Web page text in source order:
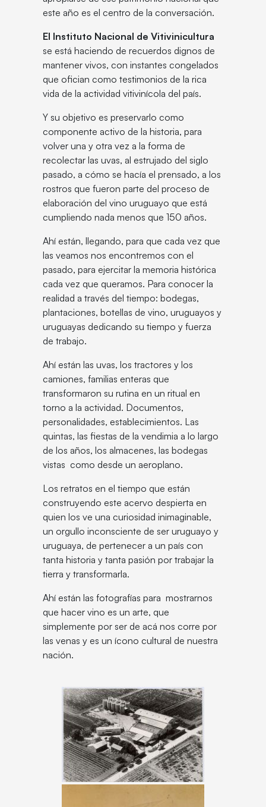
este año es el centro de la conversación.
El Instituto Nacional de Vitivinicultura
se está haciendo de recuerdos dignos de
mantener vivos, con instantes congelados
que ofician como testimonios de la rica
vida de la actividad vitivinícola del país.
Y su objetivo es preservarlo como
componente activo de la historia, para
volver una y otra vez a la forma de
recolectar las uvas, al estrujado del siglo
pasado, a cómo se hacía el prensado, a los
rostros que fueron parte del proceso de
elaboración del vino uruguayo que está
cumpliendo nada menos que 150 años.
Ahí están, llegando, para que cada vez que
las veamos nos encontremos con el
pasado, para ejercitar la memoria histórica
cada vez que queramos. Para conocer la
realidad a través del tiempo: bodegas,
plantaciones, botellas de vino, uruguayos y
uruguayas dedicando su tiempo y fuerza
de trabajo.
Ahí están las uvas, los tractores y los
camiones, familias enteras que
transformaron su rutina en un ritual en
torno a la actividad. Documentos,
personalidades, establecimientos. Las
quintas, las fiestas de la vendimia a lo largo
de los años, los almacenes, las bodegas
vistas como desde un aeroplano.
Los retratos en el tiempo que están
construyendo este acervo despierta en
quien los ve una curiosidad inimaginable,
un orgullo inconsciente de ser uruguayo y
uruguaya, de pertenecer a un país con
tanta historia y tanta pasión por trabajar la
tierra y transformarla.
Ahí están las fotografías para mostrarnos
que hacer vino es un arte, que
simplemente por ser de acá nos corre por
las venas y es un ícono cultural de nuestra
nación.